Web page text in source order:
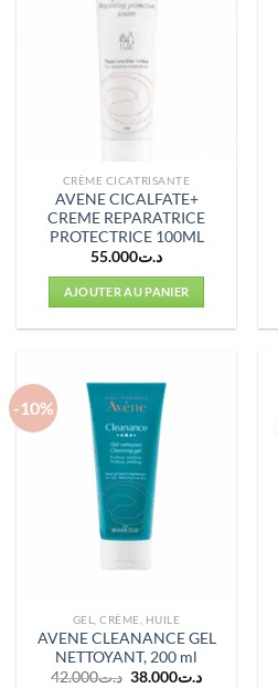
CRÈME CICATRISANTE
AVENE CICALFATE+
CREME REPARATRICE
PROTECTRICE 100ML
د.ت55.000
AJOUTER AU PANIER
-10%
GEL, CRÈME, HUILE
AVENE CLEANANCE GEL
NETTOYANT, 200 ml
د.ت42.000
Le
د.ت38.000
Le